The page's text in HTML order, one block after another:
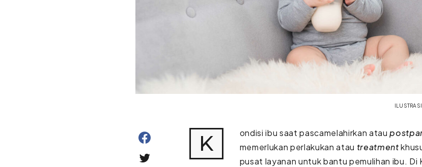
K ondisi ibu saat pascamelahirkan atau
memerlukan perlakukan atau treatment
pusat layanan untuk bantu pemulihan ibu. Di